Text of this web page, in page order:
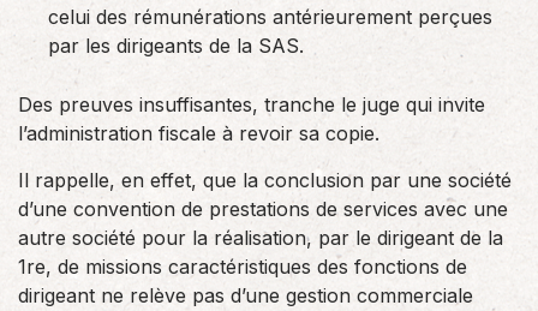
celui des rémunérations antérieurement perçues
par les dirigeants de la SAS.
Des preuves insuffisantes, tranche le juge qui invite
l’administration fiscale à revoir sa copie.
Il rappelle, en effet, que la conclusion par une société
d’une convention de prestations de services avec une
autre société pour la réalisation, par le dirigeant de la
1re, de missions caractéristiques des fonctions de
dirigeant ne relève pas d’une gestion commerciale